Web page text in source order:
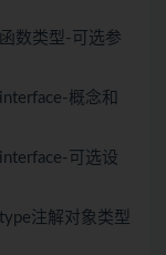
数类型-可选参
概念和
可选设
注解对象类型